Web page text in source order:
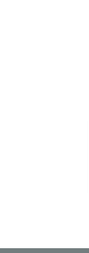
beginning